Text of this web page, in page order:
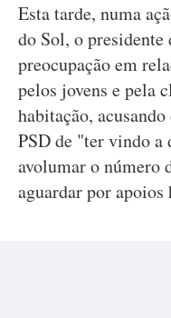
Esta tarde, numa
do Sol, o
preocupação em
pelos jovens e pela
habitação,
PSD de "ter vindo a
avolumar o número
aguardar por